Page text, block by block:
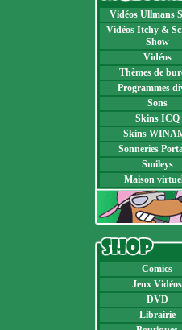
Vidéos Ullmans
Vidéos Itchy &
Show
Vidéos
Thèmes de
Programmes
Sons
Skins ICQ
Skins
Sonneries
Smileys
Maison
Comics
Jeux Vidéos
DVD
Librairie